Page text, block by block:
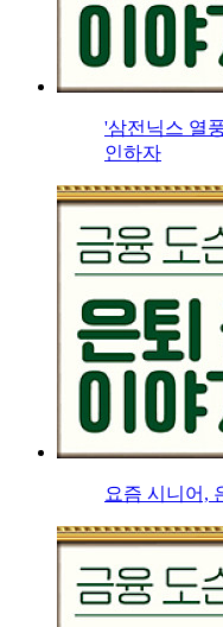
'삼전닉스 열
인하자
요즘 시니어,